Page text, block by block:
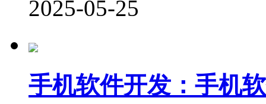
2025-05-25
手机软件开发：手机